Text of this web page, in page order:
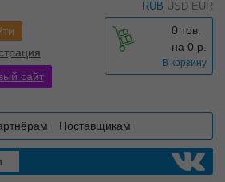
RUB USD EUR
0 тов.
на 0 р.
В корзину
сайт
Поставщикам